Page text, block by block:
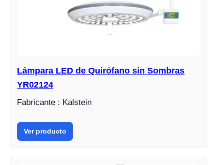
Lámpara LED de Quirófano sin Sombras
YR02124
Fabricante : Kalstein
Ver producto